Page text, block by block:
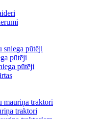
sniega pūtēji
pūtēji
pūtēji
mauriņa traktori
traktori